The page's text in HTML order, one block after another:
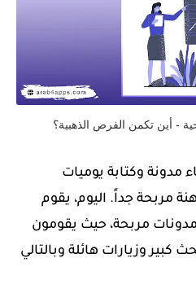
- أين تكمن الفرص الذهبية؟
مدونة وكتابة يوميات
مربحة جداً. اليوم، يقوم
مدونات مربحة، حيث يقومون
كبير وزيارات هائلة وبالتالي